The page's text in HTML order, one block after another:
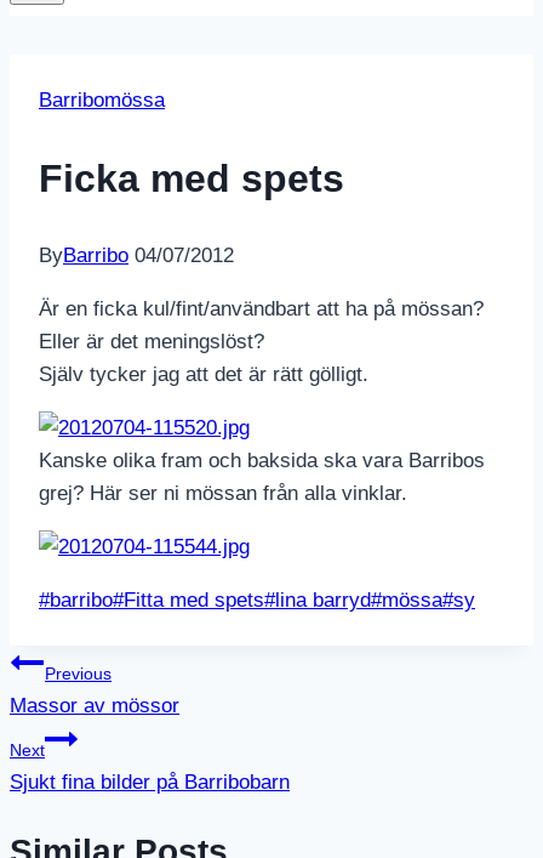
Barribomössa
Ficka med spets
ByBarribo 04/07/2012
Är en ficka kul/fint/användbart att ha på mössan?
Eller är det meningslöst?
Själv tycker jag att det är rätt gölligt.
Kanske olika fram och baksida ska vara Barribos
grej? Här ser ni mössan från alla vinklar.
Post
#barribo#Fitta med spets#lina barryd#mössa#sy
Inläggsnavigering
Previous
Massor av mössor
Next
Sjukt fina bilder på Barribobarn